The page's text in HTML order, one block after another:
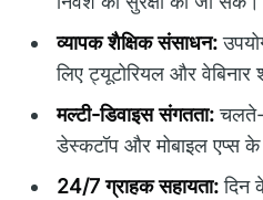
व्यापक शैक्षिक संसाधन:
लिए ट्यूटोरियल और वेबिनार
मल्टी-डिवाइस संगतता:चलते-
डेस्कटॉप और मोबाइल एप्स
24/7 ग्राहक सहायता:दिन